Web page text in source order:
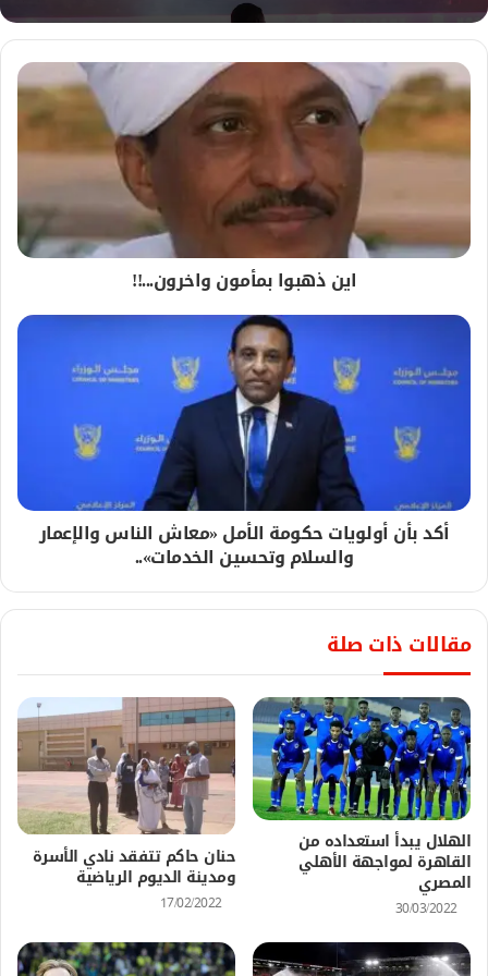
اين ذهبوا بمأمون واخرون...!!
أكد بأن أولويات حكومة الأمل «معاش الناس والإعمار
والسلام وتحسين الخدمات»..
مقالات ذات صلة
الهلال يبدأ استعداده من
القاهرة لمواجهة الأهلي
المصري
30/03/2022
حنان حاكم تتفقد نادي الأسرة
ومدينة الديوم الرياضية
17/02/2022